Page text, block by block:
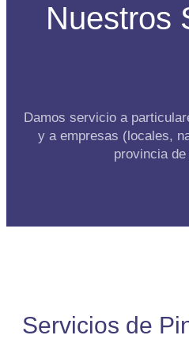
Nuestros
Damos servicio a
y a empresas (locales,
provincia
Servicios de